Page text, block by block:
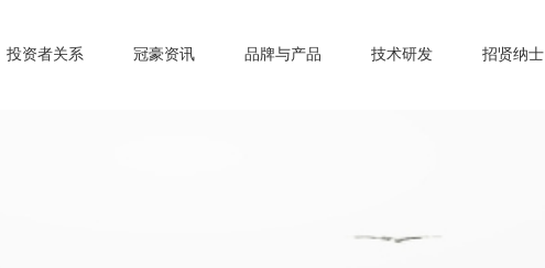
投资者关系 冠豪资讯 品牌与产品 技术研发 招贤纳士